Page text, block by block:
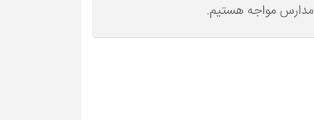
مدارس مواجه هستیم.